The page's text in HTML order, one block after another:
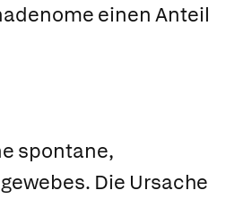
einen Anteil
spontane,
Die Ursache